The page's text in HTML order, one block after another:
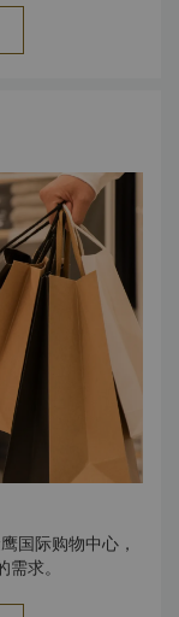
国际购物中心，
求。